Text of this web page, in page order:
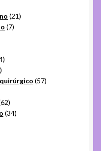
2121
77
34
productos
5757
6262
productos
3434